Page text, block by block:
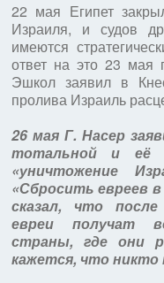
22 мая Египет
Израиля, и судов
имеются
ответ на это 23 мая
Эшкол заявил в
пролива Израиль
26 мая Г. Насер
тотальной и её
«уничтожение
«Сбросить евреев
сказал, что
евреи получат
страны, где они
кажется, что никто